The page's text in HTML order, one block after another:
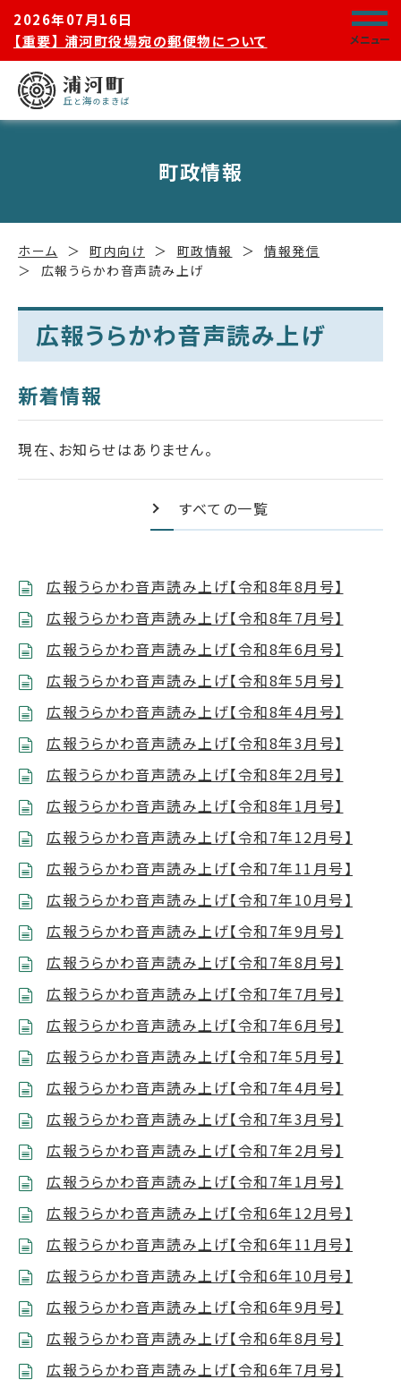
2026年07月16日
【重要】 浦河町役場宛の郵便物について
メニュー
町政情報
ホーム 町内向け 町政情報
情報発信
広報うらかわ音声読み上げ
広報うらかわ音声読み上げ
新着情報
現在、お知らせはありません。
すべての一覧
広報うらかわ音声読み上げ【令和8年8月号】
広報うらかわ音声読み上げ【令和8年7月号】
広報うらかわ音声読み上げ【令和8年6月号】
広報うらかわ音声読み上げ【令和8年5月号】
広報うらかわ音声読み上げ【令和8年4月号】
広報うらかわ音声読み上げ【令和8年3月号】
広報うらかわ音声読み上げ【令和8年2月号】
広報うらかわ音声読み上げ【令和8年1月号】
広報うらかわ音声読み上げ【令和7年12月号】
広報うらかわ音声読み上げ【令和7年11月号】
広報うらかわ音声読み上げ【令和7年10月号】
広報うらかわ音声読み上げ【令和7年9月号】
広報うらかわ音声読み上げ【令和7年8月号】
広報うらかわ音声読み上げ【令和7年7月号】
広報うらかわ音声読み上げ【令和7年6月号】
広報うらかわ音声読み上げ【令和7年5月号】
広報うらかわ音声読み上げ【令和7年4月号】
広報うらかわ音声読み上げ【令和7年3月号】
広報うらかわ音声読み上げ【令和7年2月号】
広報うらかわ音声読み上げ【令和7年1月号】
広報うらかわ音声読み上げ【令和6年12月号】
広報うらかわ音声読み上げ【令和6年11月号】
広報うらかわ音声読み上げ【令和6年10月号】
広報うらかわ音声読み上げ【令和6年9月号】
広報うらかわ音声読み上げ【令和6年8月号】
広報うらかわ音声読み上げ【令和6年7月号】